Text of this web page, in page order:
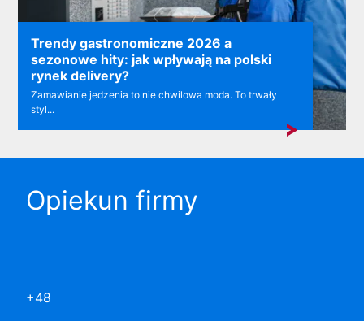
Trendy gastronomiczne 2026 a
sezonowe hity: jak wpływają na polski
rynek delivery?
Zamawianie jedzenia to nie chwilowa moda. To trwały
styl...
Opiekun firmy
+48